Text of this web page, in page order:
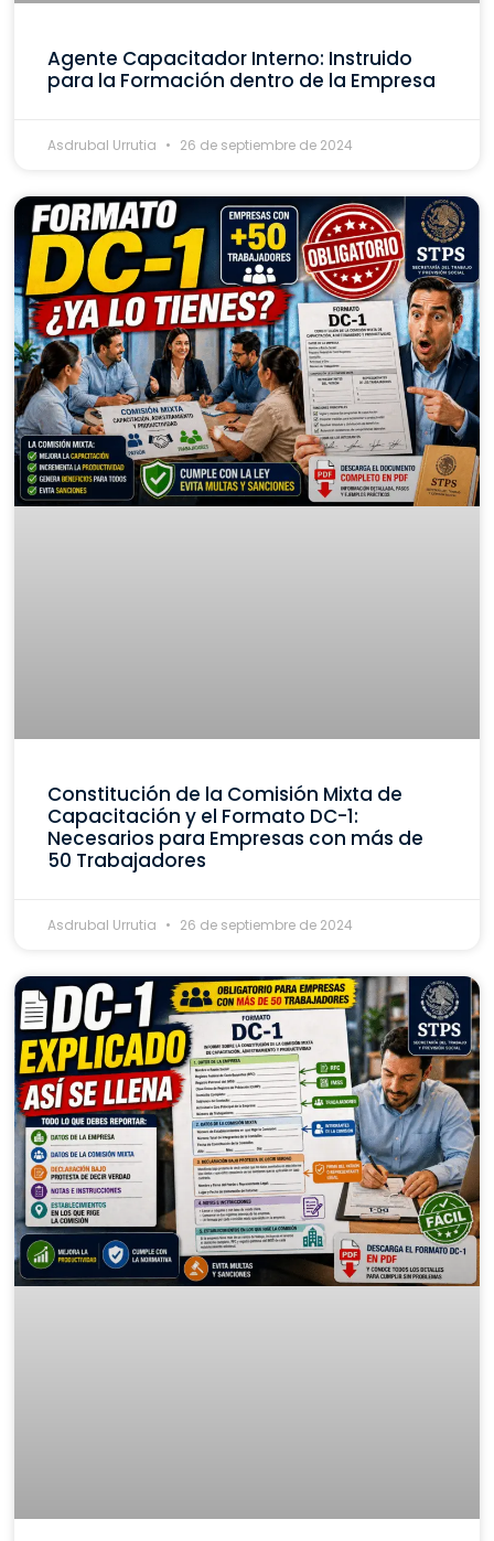
Agente Capacitador Interno: Instruido
para la Formación dentro de la Empresa
Asdrubal Urrutia 26 de septiembre de 2024
Constitución de la Comisión Mixta de
Capacitación y el Formato DC-1:
Necesarios para Empresas con más de
50 Trabajadores
Asdrubal Urrutia 26 de septiembre de 2024